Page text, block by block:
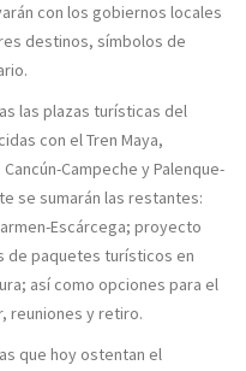
con los gobiernos locales
destinos, símbolos de
las plazas turísticas del
con el Tren Maya,
Campeche y Palenque-
se sumarán las restantes:
Escárcega; proyecto
de paquetes turísticos en
así como opciones para el
reuniones y retiro.
que hoy ostentan el